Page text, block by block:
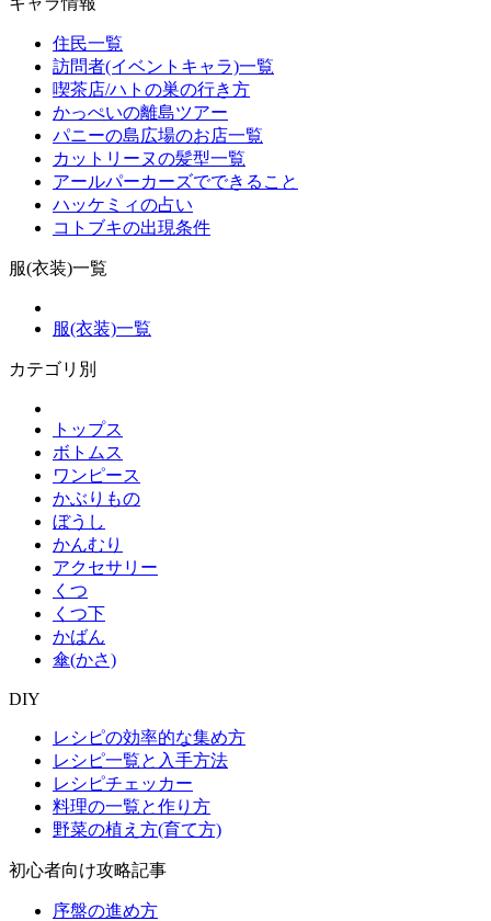
住民一覧
訪問者(イベントキャラ)一覧
喫茶店/ハトの巣の行き方
かっぺいの離島ツアー
パニーの島広場のお店一覧
カットリーヌの髪型一覧
アールパーカーズでできること
ハッケミィの占い
コトブキの出現条件
服(衣装)一覧
服(衣装)一覧
カテゴリ別
トップス
ボトムス
ワンピース
かぶりもの
ぼうし
かんむり
アクセサリー
くつ
くつ下
かばん
傘(かさ)
DIY
レシピの効率的な集め方
レシピ一覧と入手方法
レシピチェッカー
料理の一覧と作り方
野菜の植え方(育て方)
初心者向け攻略記事
序盤の進め方